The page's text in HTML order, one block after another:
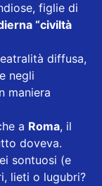
figlie di
“civiltà
diffusa,
negli
maniera
a Roma, il
doveva.
sontuosi (e
lieti o lugubri?